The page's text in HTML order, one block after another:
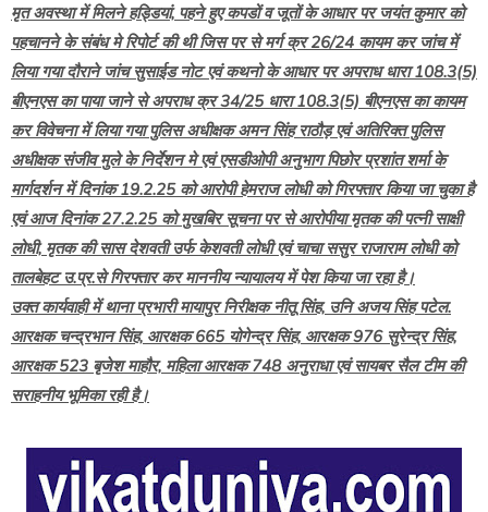
मृत अवस्था में मिलने ह‌ड्डियां, पहने हुए कपडों व जूतों के आधार पर जयंत कुमार को
पहचानने के संबंध मे रिपोर्ट की थी जिस पर से मर्ग क्र 26/24 कायम कर जांच में
लिया गया दौराने जांच सुसाईड नोट एवं कथनो के आधार पर अपराध धारा 108.3(5)
बीएनएस का पाया जाने से अपराध क्र 34/25 धारा 108.3(5) बीएनएस का कायम
कर विवेचना में लिया गया पुलिस अधीक्षक अमन सिंह राठौड़ एवं अतिरिक्त पुलिस
अधीक्षक संजीव मुले के निर्देशन मे एवं एसडीओपी अनुभाग पिछोर प्रशांत शर्मा के
मार्गदर्शन में दिनांक 19.2.25 को आरोपी हेमराज लोधी को गिरफ्तार किया जा चुका है
एवं आज दिनांक 27.2.25 को मुखबिर सूचना पर से आरोपीया मृतक की पत्नी साक्षी
लोधी, मृतक की सास देशवती उर्फ केशवती लोधी एवं चाचा ससुर राजाराम लोधी को
तालबेहट उ.प्र.से गिरफ्तार कर माननीय न्यायालय में पेश किया जा रहा है।
उक्त कार्यवाही में थाना प्रभारी मायापुर निरीक्षक नीतू सिंह, उनि अजय सिंह पटेल.
आरक्षक चन्द्रभान सिंह, आरक्षक 665 योगेन्द्र सिंह, आरक्षक 976 सुरेन्द्र सिंह,
आरक्षक 523 बृजेश माहौर, महिला आरक्षक 748 अनुराधा एवं सायबर सैल टीम की
सराहनीय भूमिका रही है।